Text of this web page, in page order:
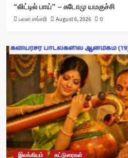
“லிட்டில் பாய்” – சுடோமு யமகுச்சி
பவள சங்கரி
August 6, 2026 0
இலக்கியம் கட்டுரைகள்